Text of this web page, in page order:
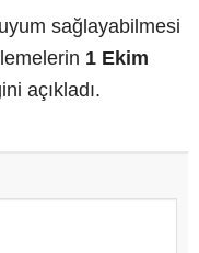
sağlayabilmesi
1 Ekim
açıkladı.